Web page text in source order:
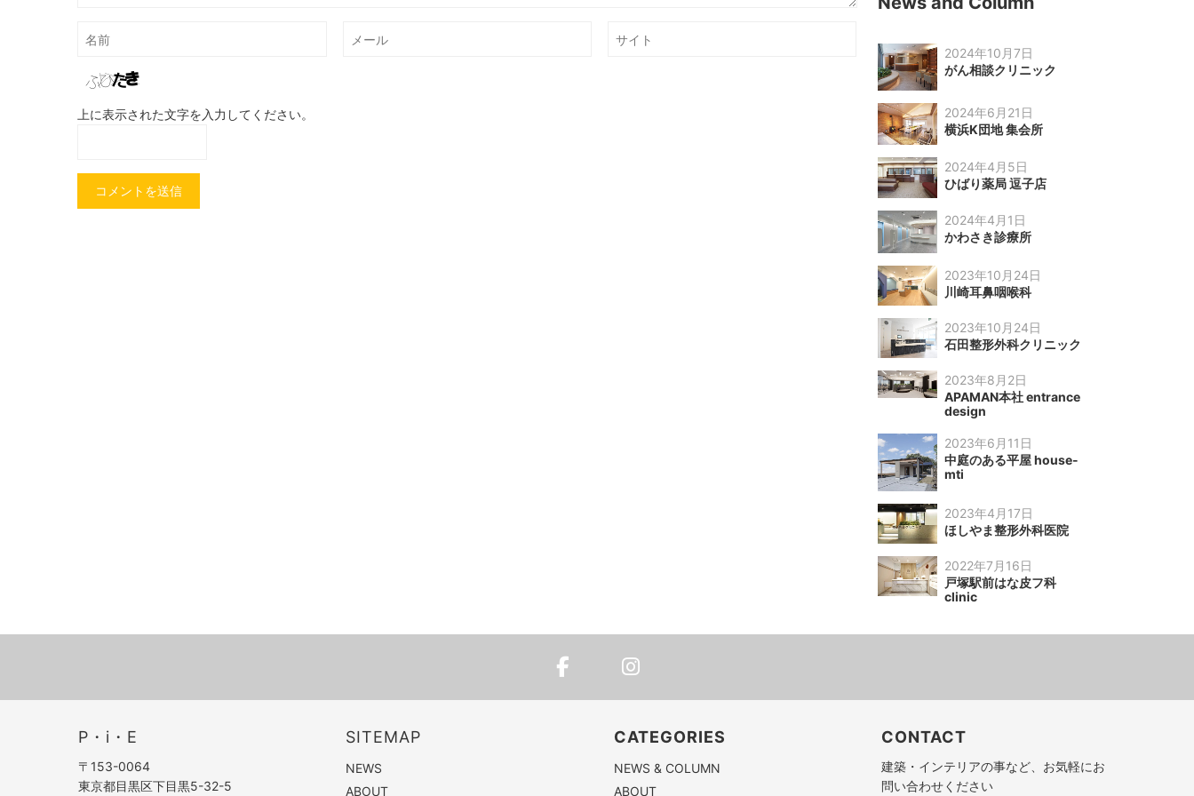
上に表示された文字を入力してください。
2024年10月7日
がん相談クリニック
2024年6月21日
横浜K団地 集会所
2024年4月5日
ひばり薬局 逗子店
2024年4月1日
かわさき診療所
2023年10月24日
川崎耳鼻咽喉科
2023年10月24日
石田整形外科クリニック
2023年8月2日
APAMAN本社 entrance
design
2023年6月11日
中庭のある平屋 house-
mti
2023年4月17日
ほしやま整形外科医院
2022年7月16日
戸塚駅前はな皮フ科
clinic
P・i・E
〒153-0064
東京都目黒区下目黒5-32-5
SITEMAP
NEWS
ABOUT
CATEGORIES
NEWS & COLUMN
ABOUT
CONTACT
建築・インテリアの事など、お気軽にお
問い合わせください